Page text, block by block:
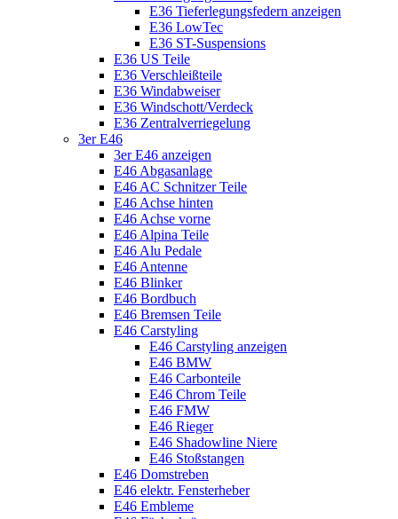
E36 Tieferlegungsfedern anzeigen
E36 LowTec
E36 ST-Suspensions
E36 US Teile
E36 Verschleißteile
E36 Windabweiser
E36 Windschott/Verdeck
E36 Zentralverriegelung
3er E46
3er E46 anzeigen
E46 Abgasanlage
E46 AC Schnitzer Teile
E46 Achse hinten
E46 Achse vorne
E46 Alpina Teile
E46 Alu Pedale
E46 Antenne
E46 Blinker
E46 Bordbuch
E46 Bremsen Teile
E46 Carstyling
E46 Carstyling anzeigen
E46 BMW
E46 Carbonteile
E46 Chrom Teile
E46 FMW
E46 Rieger
E46 Shadowline Niere
E46 Stoßstangen
E46 Domstreben
E46 elektr. Fensterheber
E46 Embleme